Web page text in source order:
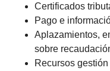
Certificados
Pago e
Aplazamientos,
sobre
Recursos